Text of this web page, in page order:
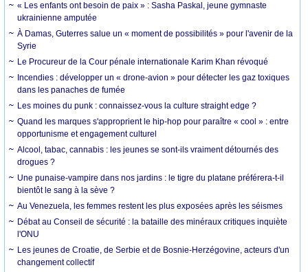
« Les enfants ont besoin de paix » : Sasha Paskal, jeune gymnaste
ukrainienne amputée
À Damas, Guterres salue un « moment de possibilités » pour l'avenir de la
Syrie
Le Procureur de la Cour pénale internationale Karim Khan révoqué
Incendies : développer un « drone-avion » pour détecter les gaz toxiques
dans les panaches de fumée
Les moines du punk : connaissez-vous la culture straight edge ?
Quand les marques s'approprient le hip-hop pour paraître « cool » : entre
opportunisme et engagement culturel
Alcool, tabac, cannabis : les jeunes se sont-ils vraiment détournés des
drogues ?
Une punaise-vampire dans nos jardins : le tigre du platane préférera-t-il
bientôt le sang à la sève ?
Au Venezuela, les femmes restent les plus exposées après les séismes
Débat au Conseil de sécurité : la bataille des minéraux critiques inquiète
l'ONU
Les jeunes de Croatie, de Serbie et de Bosnie-Herzégovine, acteurs d'un
changement collectif